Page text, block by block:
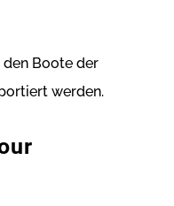
den Boote der
werden.